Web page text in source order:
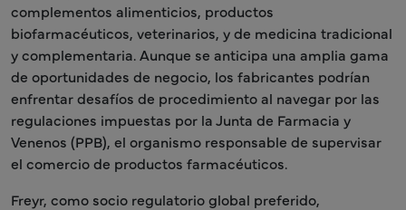
complementos alimenticios, productos
biofarmacéuticos, veterinarios, y de medicina tradicional
y complementaria. Aunque se anticipa una amplia gama
de oportunidades de negocio, los fabricantes podrían
enfrentar desafíos de procedimiento al navegar por las
regulaciones impuestas por la Junta de Farmacia y
Venenos (PPB), el organismo responsable de supervisar
el comercio de productos farmacéuticos.
Freyr, como socio regulatorio global preferido,